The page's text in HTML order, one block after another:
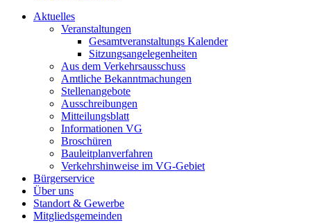
Aktuelles
Veranstaltungen
Gesamtveranstaltungs Kalender
Sitzungsangelegenheiten
Aus dem Verkehrsausschuss
Amtliche Bekanntmachungen
Stellenangebote
Ausschreibungen
Mitteilungsblatt
Informationen VG
Broschüren
Bauleitplanverfahren
Verkehrshinweise im VG-Gebiet
Bürgerservice
Über uns
Standort & Gewerbe
Mitgliedsgemeinden